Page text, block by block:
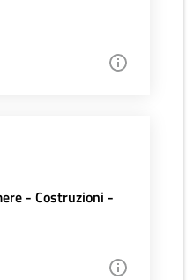
- Costruzioni -